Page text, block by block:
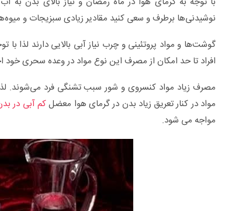
نوشیدنی‌ها برطرف و سعی کنید مقادیر زیادی سبزیجات و
گوشت‌ها و مواد پروتئینی و چرب نیاز آبی بالایی دارند لذا
افراد تا حد امکان از مصرف این نوع مواد در وعده سحری خود
مصرف زیاد مواد کنسروی و شور سبب تشنگی فرد می‌شوند.
مواد در کنار تعریق زیاد بدن در گرمای هوا معضلکم آبی در
مواجه می شود.